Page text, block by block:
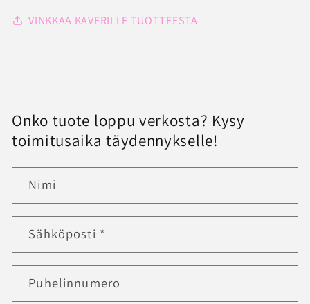
VINKKAA KAVERILLE TUOTTEESTA
Onko tuote loppu verkosta? Kysy
toimitusaika täydennykselle!
Nimi
Sähköposti *
Puhelinnumero